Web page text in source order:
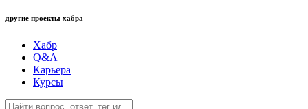
другие проекты хабра
Хабр
Q&A
Карьера
Курсы